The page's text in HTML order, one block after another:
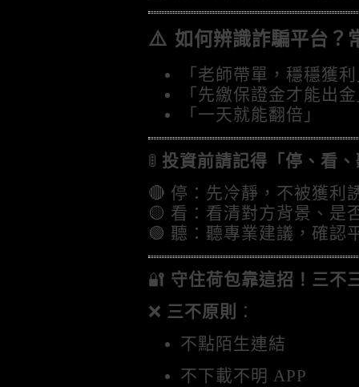
⚠️ 如何辨識詐騙平台？
「老師帶單，穩穩獲
「先繳保證金才能出
「一天就能翻倍」
🚦 投資前請記得「停、看
🔴 停：先冷靜，不被獲利
🟡 看：看清對方背景、是
🟢 聽：聽專業建議，確認
🔐 守住荷包靠這招！三不
❌ 三不原則
：
不點陌生連結
不下載不明 APP